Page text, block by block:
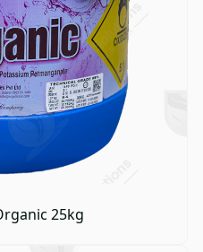
25kg